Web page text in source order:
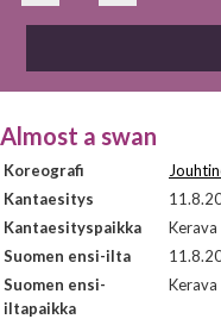
Almost a swan
Koreografi
Kantaesitys
Kantaesityspaikka
Kerava
Suomen ensi-ilta
Suomen ensi-
iltapaikka
Kerava